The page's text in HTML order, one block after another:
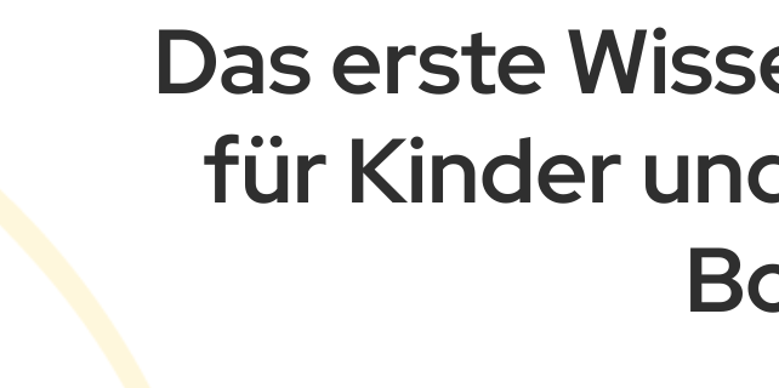
Das erste
für Kinder